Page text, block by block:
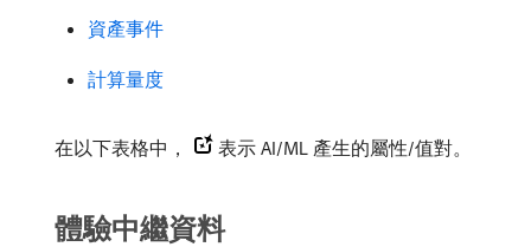
資產事件
計算量度
在以下表格中， 表示 AI/ML 產生的屬性/值對。
體驗中繼資料